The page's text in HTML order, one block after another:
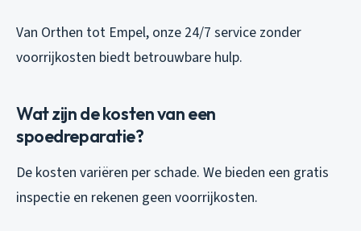
Van Orthen tot Empel, onze 24/7 service zonder
voorrijkosten biedt betrouwbare hulp.
Wat zijn de kosten van een
spoedreparatie?
De kosten variëren per schade. We bieden een gratis
inspectie en rekenen geen voorrijkosten.